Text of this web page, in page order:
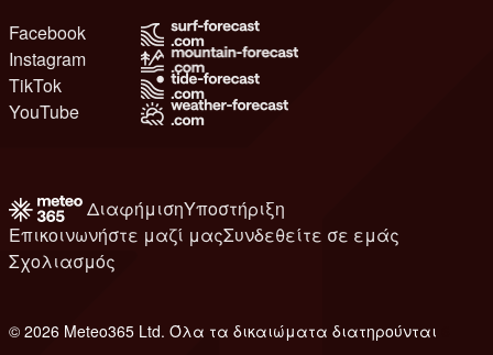
Facebook
Instagram
TikTok
YouTube
ΔιαφήμισηΥποστήριξη
Επικοινωνήστε μαζί μαςΣυνδεθείτε σε εμάς
Σχολιασμός
© 2026 Meteo365 Ltd. Όλα τα δικαιώματα διατηρούνται